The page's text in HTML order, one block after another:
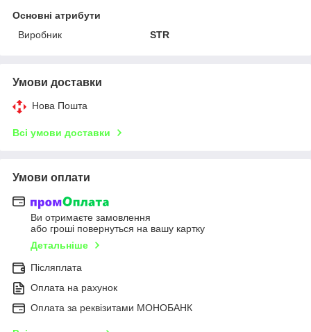
Основні атрибути
Виробник
STR
Умови доставки
Нова Пошта
Всі умови доставки
Умови оплати
Ви отримаєте замовлення
або гроші повернуться на вашу картку
Детальніше
Післяплата
Оплата на рахунок
Оплата за реквізитами МОНОБАНК